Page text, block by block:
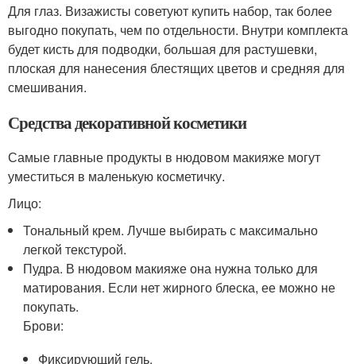
Для глаз. Визажисты советуют купить набор, так более
выгодно покупать, чем по отдельности. Внутри комплекта
будет кисть для подводки, большая для растушевки,
плоская для нанесения блестящих цветов и средняя для
смешивания.
Средства декоративной косметики
Самые главные продукты в нюдовом макияже могут
уместиться в маленькую косметичку.
Лицо:
Тональный крем. Лучше выбирать с максимально
легкой текстурой.
Пудра. В нюдовом макияже она нужна только для
матирования. Если нет жирного блеска, ее можно не
покупать.
Брови:
Фиксирующий гель.